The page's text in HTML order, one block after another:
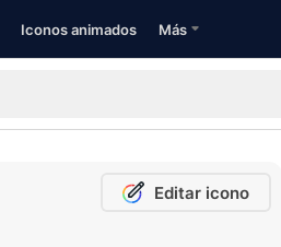
Iconos animados Más
Editar icono